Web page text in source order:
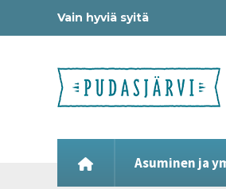
Vain hyviä syitä
Asuminen ja